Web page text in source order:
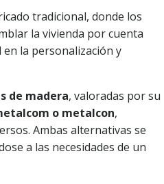
tradicional, donde los
la vivienda por cuenta
la personalización y
de madera, valoradas por su
o metalcon,
Ambas alternativas se
a las necesidades de un